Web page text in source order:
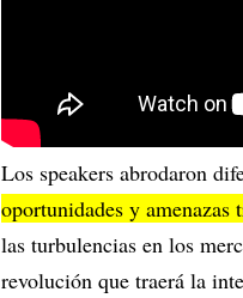
Los speakers abrodaron
oportunidades y amenazas
las turbulencias en los
revolución que traerá la